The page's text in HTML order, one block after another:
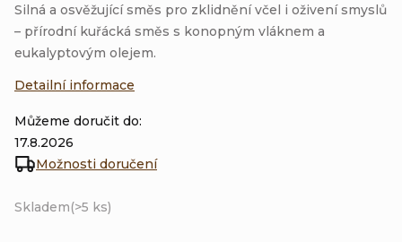
Skladem(>5 ks)
Můžeme doručit do:
17.8.2026
Možnosti doručení
Silná a osvěžující směs pro zklidnění včel i oživení smyslů
– přírodní kuřácká směs s konopným vláknem a
eukalyptovým olejem.
Detailní informace